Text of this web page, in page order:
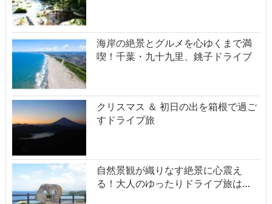
海岸の絶景とグルメを心ゆくまで満
喫！千葉・九十九里、銚子ドライブ
クリスマス ＆ 初日の出を箱根で過ご
すドライブ旅
自然景観が織りなす絶景に心震え
る！大人のゆったりドライブ旅は…